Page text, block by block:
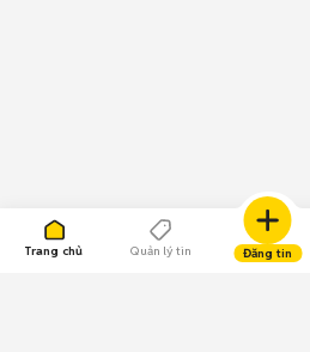
Trang chủ Quản lý tin Đăng tin